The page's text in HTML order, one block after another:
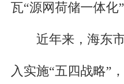
瓦“源网荷储一体化
近年来，海东市
入实施“五四战略”